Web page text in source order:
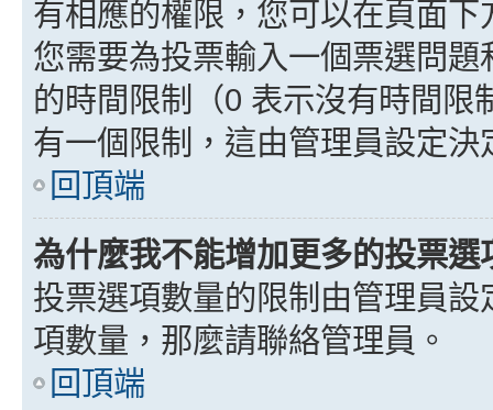
有相應的權限，您可以在頁面
您需要為投票輸入一個票選問
的時間限制（0 表示沒有時間限
有一個限制，這由管理員設定決
回頂端
為什麼我不能增加更多的投票選
投票選項數量的限制由管理員
項數量，那麼請聯絡管理員。
回頂端